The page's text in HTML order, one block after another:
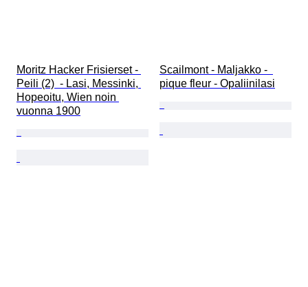
Moritz Hacker Frisierset -
Peili (2)  - Lasi, Messinki,
Hopeoitu, Wien noin
vuonna 1900
Scailmont - Maljakko -
pique fleur - Opaliinilasi